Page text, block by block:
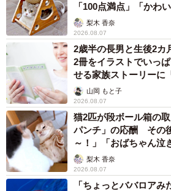
「100点満点」「かわ
梨木 香奈
2026.08.07
2歳半の長男と生後2
2冊をイラストでいっ
せる家族ストーリーに
山岡 もと子
2026.08.07
猫2匹が段ボール箱の
パンチ」の応酬 その
～！」「おばちゃん泣
梨木 香奈
2026.08.07
「ちょっとババロア